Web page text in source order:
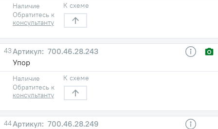
Наличие
Обратитесь к
консультанту
К схеме
43
700.46.28.243
Упор
Наличие
Обратитесь к
консультанту
К схеме
44
700.46.28.249